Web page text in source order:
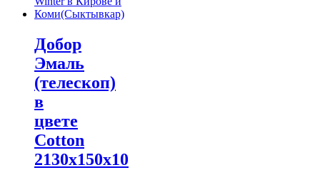
Добор
Эмаль
(телескоп)
в
цвете
Cotton
2130х150х10